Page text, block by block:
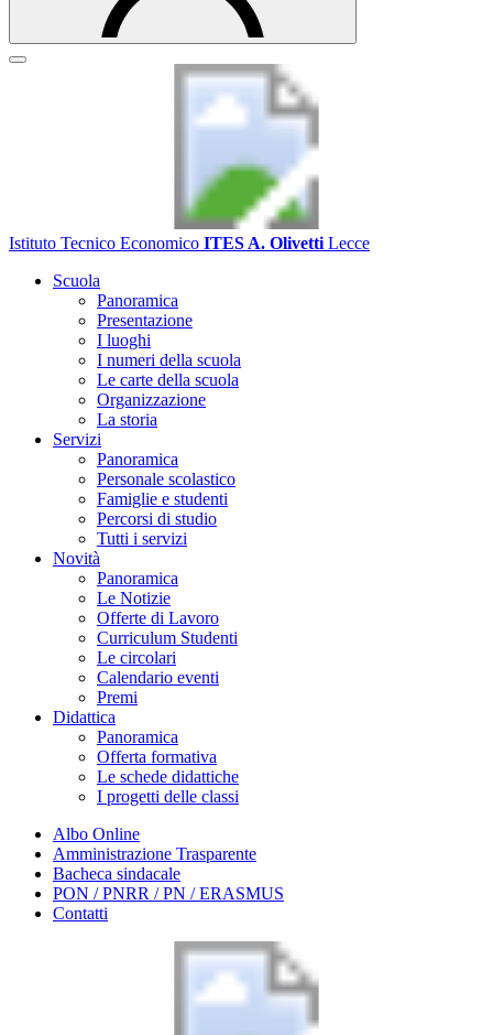
Istituto Tecnico Economico ITES A. Olivetti Lecce
Scuola
Panoramica
Presentazione
I luoghi
I numeri della scuola
Le carte della scuola
Organizzazione
La storia
Servizi
Panoramica
Personale scolastico
Famiglie e studenti
Percorsi di studio
Tutti i servizi
Novità
Panoramica
Le Notizie
Offerte di Lavoro
Curriculum Studenti
Le circolari
Calendario eventi
Premi
Didattica
Panoramica
Offerta formativa
Le schede didattiche
I progetti delle classi
Albo Online
Amministrazione Trasparente
Bacheca sindacale
PON / PNRR / PN / ERASMUS
Contatti